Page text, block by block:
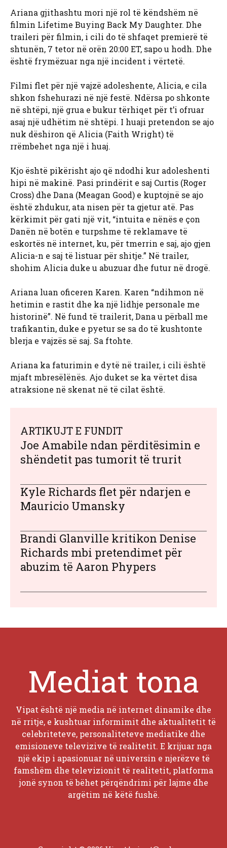
Ariana gjithashtu mori një rol të këndshëm në
filmin Lifetime Buying Back My Daughter. Dhe
traileri për filmin, i cili do të shfaqet premierë të
shtunën, 7 tetor në orën 20:00 ET, sapo u hodh. Dhe
është frymëzuar nga një incident i vërtetë.
Filmi flet për një vajzë adoleshente, Alicia, e cila
shkon fshehurazi në një festë. Ndërsa po shkonte
në shtëpi, një grua e bukur tërhiqet për t’i ofruar
asaj një udhëtim në shtëpi. I huaji pretendon se ajo
nuk dëshiron që Alicia (Faith Wright) të
rrëmbehet nga një i huaj.
Kjo është pikërisht ajo që ndodhi kur adoleshenti
hipi në makinë. Pasi prindërit e saj Curtis (Roger
Cross) dhe Dana (Meagan Good) e kuptojnë se ajo
është zhdukur, ata nisen për ta gjetur atë. Pas
kërkimit për gati një vit, “intuita e nënës e çon
Danën në botën e turpshme të reklamave të
eskortës në internet, ku, për tmerrin e saj, ajo gjen
Alicia-n e saj të listuar për shitje.” Në trailer,
shohim Alicia duke u abuzuar dhe futur në drogë.
Ariana luan oficeren Karen. Karen “ndihmon në
hetimin e rastit dhe ka një lidhje personale me
historinë”. Në fund të trailerit, Dana u përball me
trafikantin, duke e pyetur se sa do të kushtonte
blerja e vajzës së saj. Sa ftohte.
Ariana ka faturimin e dytë në trailer, i cili është
mjaft mbresëlënës. Ajo duket se ka vërtet disa
atraksione në skenat në të cilat është.
ARTIKUJT E FUNDIT
Joe Amabile ndan përditësimin e
shëndetit pas tumorit të trurit
Kyle Richards flet për ndarjen e
Mauricio Umansky
Brandi Glanville kritikon Denise
Richards mbi pretendimet për
abuzim të Aaron Phypers
Mediat tona
Vipat është një media në internet dinamike dhe
në rritje, e kushtuar informimit dhe aktualitetit të
celebriteteve, personaliteteve mediatike dhe
emisioneve televizive të realitetit. E krijuar nga
një ekip i apasionuar në universin e njerëzve të
famshëm dhe televizionit të realitetit, platforma
jonë synon të bëhet përqëndrimi për lajme dhe
argëtim në këtë fushë.